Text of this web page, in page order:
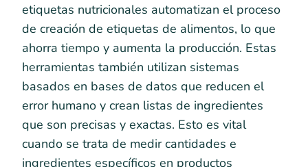
etiquetas nutricionales automatizan el proceso
de creación de etiquetas de alimentos, lo que
ahorra tiempo y aumenta la producción. Estas
herramientas también utilizan sistemas
basados en bases de datos que reducen el
error humano y crean listas de ingredientes
que son precisas y exactas. Esto es vital
cuando se trata de medir cantidades e
ingredientes específicos en productos